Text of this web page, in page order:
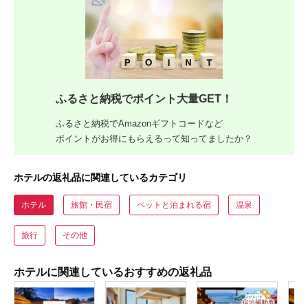
ふるさと納税でポイント大量GET！
ふるさと納税でAmazonギフトコードなど
ポイントがお得にもらえるって知ってましたか？
ホテルの返礼品に関連しているカテゴリ
ホテル 旅館・民宿 ペットと泊まれる宿 温泉
旅行 その他
ホテルに関連しているおすすめの返礼品